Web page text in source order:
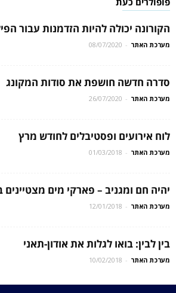
הקורונה יכולה להיות הזדמנות עבור
מערכת האתר -
08/07/2020
סדרה חדשה חושפת את סודות המקונג
מערכת האתר -
26/07/2020
לוח אירועים ופסטיבלים לחודש מרץ
מערכת האתר -
01/03/2018
יהיה חם ומגניב – פארקי מים
מערכת האתר -
12/01/2018
בין לבין: בואו לגלות את אודון-תאני
מערכת האתר -
10/02/2018